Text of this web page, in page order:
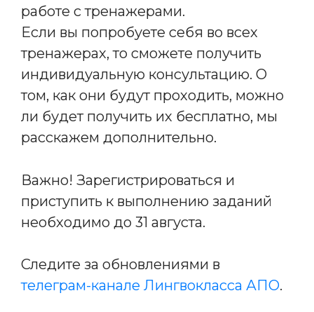
работе с тренажерами.
Если вы попробуете себя во всех
тренажерах, то сможете получить
индивидуальную консультацию. О
том, как они будут проходить, можно
ли будет получить их бесплатно, мы
расскажем дополнительно.
Важно! Зарегистрироваться и
приступить к выполнению заданий
необходимо до 31 августа.
Следите за обновлениями в
телеграм-канале Лингвокласса АПО.